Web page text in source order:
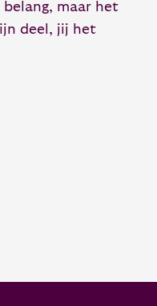
maar het
deel, jij het